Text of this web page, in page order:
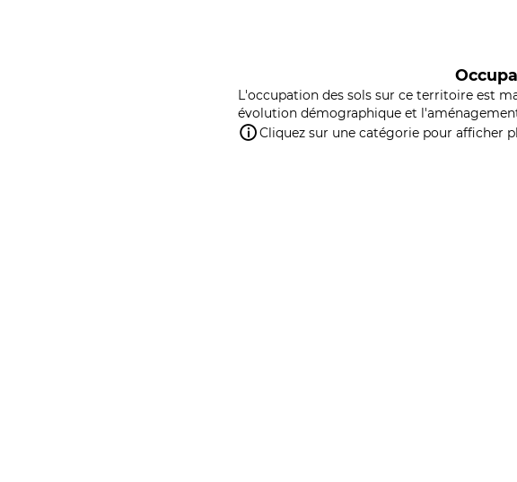
L'occupation des sols sur ce territoire est
évolution démographique et
Cliquez sur une catégorie pour afficher